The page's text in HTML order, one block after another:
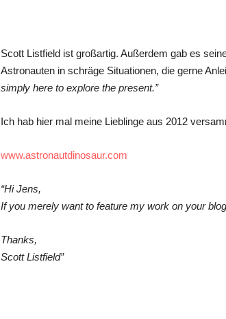
Scott Listfield ist großartig. Außerdem gab es
Astronauten in schräge Situationen, die gerne
simply here to explore the present.”
Ich hab hier mal meine Lieblinge aus 2012
www.astronautdinosaur.com
“Hi Jens,
If you merely want to feature my work on your
Thanks,
Scott Listfield”